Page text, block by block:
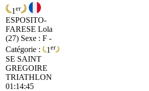
1 er
ESPOSITO-
FARESE Lola
(27) Sexe : F -
Catégorie :
1 er
SE SAINT
GREGOIRE
TRIATHLON
01:14:45